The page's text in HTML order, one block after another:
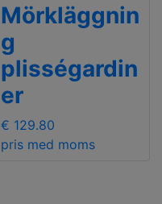
Mörkläggnin
g
plisségardin
er
€ 129.80
pris med moms